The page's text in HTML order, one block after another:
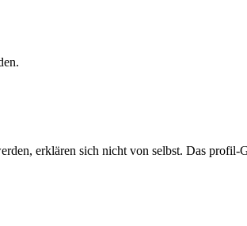
erklären sich nicht von selbst. Das profil-